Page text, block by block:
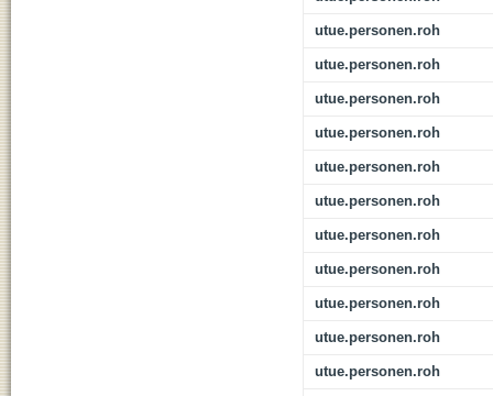
utue.personen.roh
utue.personen.roh
utue.personen.roh
utue.personen.roh
utue.personen.roh
utue.personen.roh
utue.personen.roh
utue.personen.roh
utue.personen.roh
utue.personen.roh
utue.personen.roh